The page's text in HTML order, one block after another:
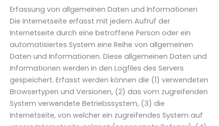
Erfassung von allgemeinen Daten und Informationen
Die Internetseite erfasst mit jedem Aufruf der
Internetseite durch eine betroffene Person oder ein
automatisiertes System eine Reihe von allgemeinen
Daten und Informationen. Diese allgemeinen Daten und
Informationen werden in den Logfiles des Servers
gespeichert. Erfasst werden können die (1) verwendeten
Browsertypen und Versionen, (2) das vom zugreifenden
System verwendete Betriebssystem, (3) die
Internetseite, von welcher ein zugreifendes System auf